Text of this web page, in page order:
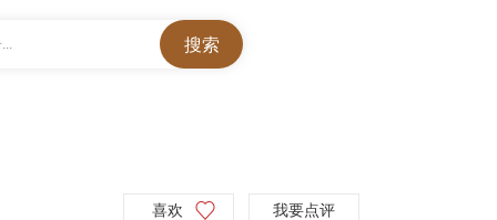
喜欢 我要点评